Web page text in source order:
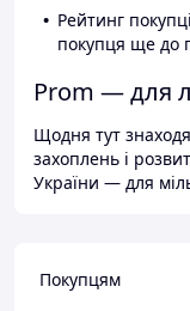
Рейтинг
покупця ще до
Prom — для
Щодня тут
захоплень і
України — для
Покупцям